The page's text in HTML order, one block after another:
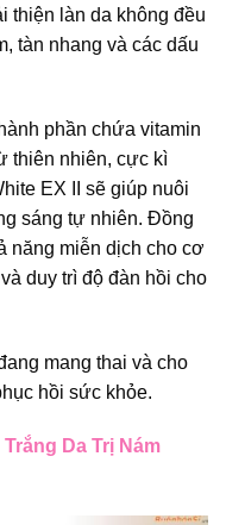
thiện làn da không đều
tàn nhang và các dấu
phần chứa vitamin
thiên nhiên, cực kì
EX II sẽ giúp nuôi
sáng tự nhiên. Đồng
năng miễn dịch cho cơ
duy trì độ đàn hồi cho
mang thai và cho
hồi sức khỏe.
Da Trị Nám